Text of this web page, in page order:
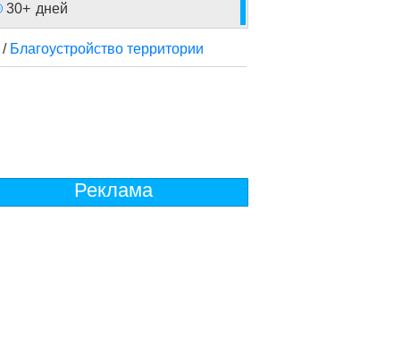
30+ дней
/ Благоустройство территории
Реклама